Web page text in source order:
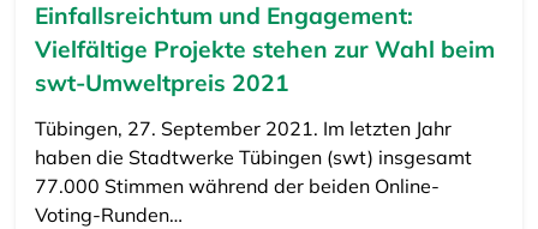
Einfallsreichtum und Engagement:
Vielfältige Projekte stehen zur Wahl beim
swt-Umweltpreis 2021
Tübingen, 27. September 2021. Im letzten Jahr
haben die Stadtwerke Tübingen (swt) insgesamt
77.000 Stimmen während der beiden Online-
Voting-Runden…